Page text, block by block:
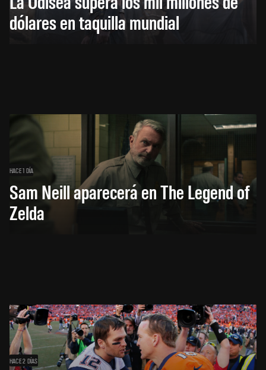
dólares en taquilla mundial
HACE 1 DÍA
Sam Neill aparecerá en The Legend of
Zelda
HACE 2 DÍAS